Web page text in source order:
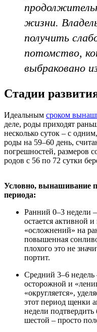
жизни.
получить
потомство,
выбраковано
Стадии
Идеальным сроком
деле, роды приходят
несколько суток – с
роды на 59–60 день,
погрешностей, размеров
родов с 56 по 72 сутки
Условно, вынашивание
периода:
Ранний 0–3 недели
остается активной
«осложнений» на
повышенная
плохого это не
портит.
Средний 3–6 недель
осторожной и
«округляется»,
этот период щенки
недели
шестой – просто